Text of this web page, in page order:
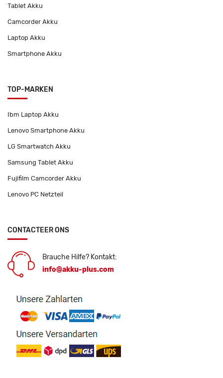
Tablet Akku
Camcorder Akku
Laptop Akku
Smartphone Akku
TOP-MARKEN
Ibm Laptop Akku
Lenovo Smartphone Akku
LG Smartwatch Akku
Samsung Tablet Akku
Fujifilm Camcorder Akku
Lenovo PC Netzteil
CONTACTEER ONS
Brauche Hilfe? Kontakt:
info@akku-plus.com